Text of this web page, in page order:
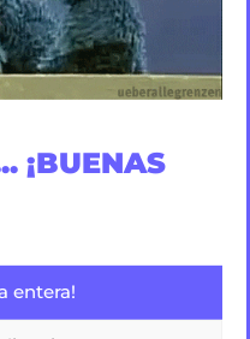
¡BUENAS
entera!